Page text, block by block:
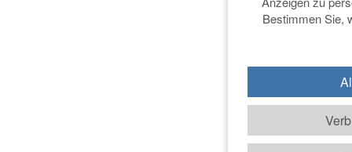
Bestimmen Sie,